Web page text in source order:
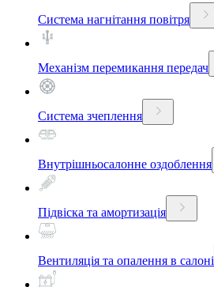
Система нагнітання повітря
Механізм перемикання передач
Система зчеплення
Внутрішньосалонне оздоблення
Підвіска та амортизація
Вентиляція та опалення в салоні